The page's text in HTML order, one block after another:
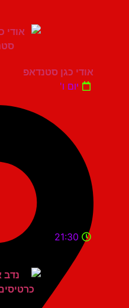
אודי כגן סטנדאפ
יום ו'
21:30